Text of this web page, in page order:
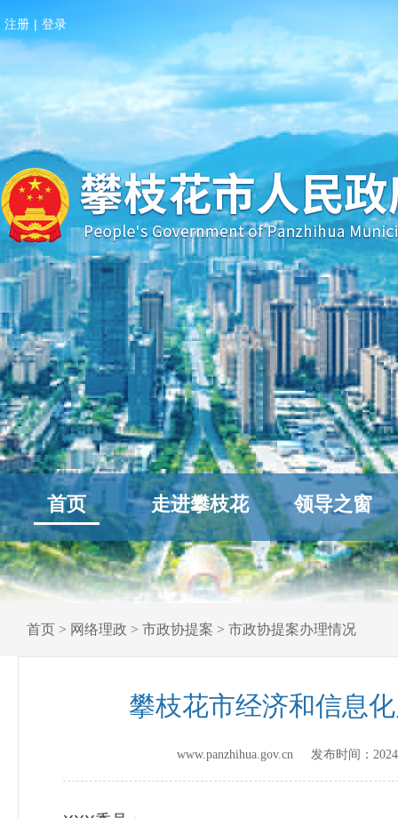
注册 | 登录
首页 走进攀枝花 领导之窗
首页 > 网络理政 > 市政协提案 > 市政协提案办理情况
攀枝花市经济和信息
www.panzhihua.gov.cn 发布时间：